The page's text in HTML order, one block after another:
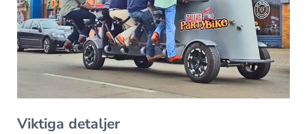
Viktiga detaljer